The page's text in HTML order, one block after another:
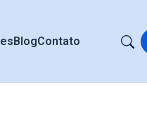
BlogContato